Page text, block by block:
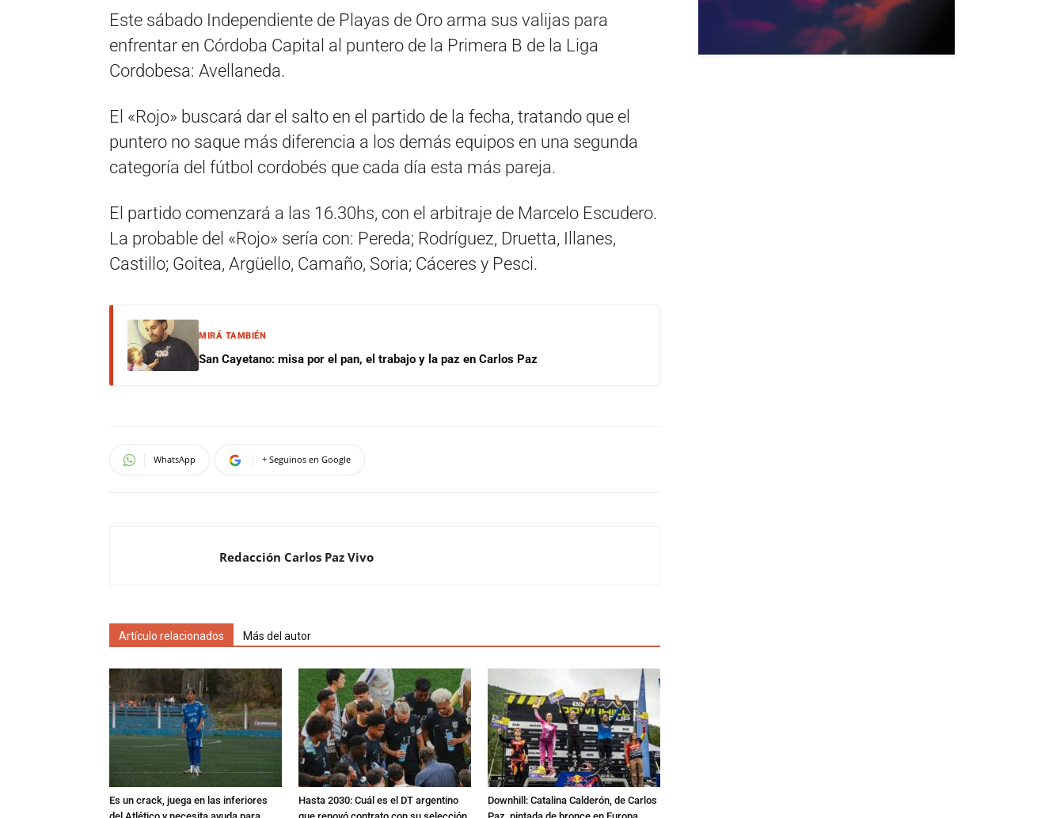
Este sábado Independiente de Playas de Oro arma sus valijas para
enfrentar en Córdoba Capital al puntero de la Primera B de la Liga
Cordobesa: Avellaneda.
El «Rojo» buscará dar el salto en el partido de la fecha, tratando que el
puntero no saque más diferencia a los demás equipos en una segunda
categoría del fútbol cordobés que cada día esta más pareja.
El partido comenzará a las 16.30hs, con el arbitraje de Marcelo Escudero.
La probable del «Rojo» sería con: Pereda; Rodríguez, Druetta, Illanes,
Castillo; Goitea, Argüello, Camaño, Soria; Cáceres y Pesci.
MIRÁ TAMBIÉN
San Cayetano: misa por el pan, el trabajo y la paz en Carlos Paz
WhatsApp + Seguinos en Google
Redacción Carlos Paz Vivo
Artículo relacionados Más del autor
Es un crack, juega en las inferiores
Hasta 2030: Cuál es el DT argentino
Downhill: Catalina Calderón, de Carlos